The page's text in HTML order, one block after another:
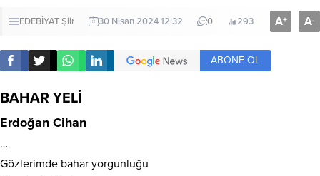
EDEBİYATŞiir 30 Nisan 2024 12:32 0 293 A+ A-
ABONE OL
BAHAR YELİ
Erdoğan Cihan
…
Gözlerimde bahar yorgunluğu